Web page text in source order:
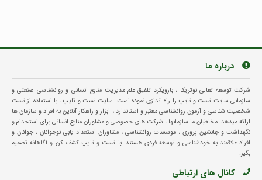
درباره ما
شرکت توسعه تعالی نوتریکا ، بارویکرد تلفیق علم مدیریت منابع انسانی و روانشناسی صنعتی و
سازمانی سایت تست و تایپ را راه اندازی نموده است. سایت تست و تایپ ، با استفاده از تست
شخصیت شناسی و آزمون روانشناسی معتبر و استاندارد ، ابزار و راهکار آنلاین به افراد و سازمان ها
ارائه میدهد. مخاطبان ما سازمانها ، شرکت های خصوصی و مشاوران منابع انسانی برای استخدام و
نگهداشت و جانشین پروری ، موسسات روانشناسی ، مشاوران استعداد یابی نوجوانان ، جوانان و
افراد علاقمند به خودشناسی و توسعه فردی هستند. با تست و تایپ کشف کن و آگاهانه تصمیم
بگیر!
کانال های ارتباطی